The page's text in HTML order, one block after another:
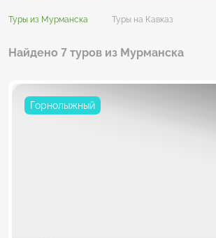
Туры из Мурманска Туры на Кавказ
Найдено 7 туров из Мурманска
Горнолыжный